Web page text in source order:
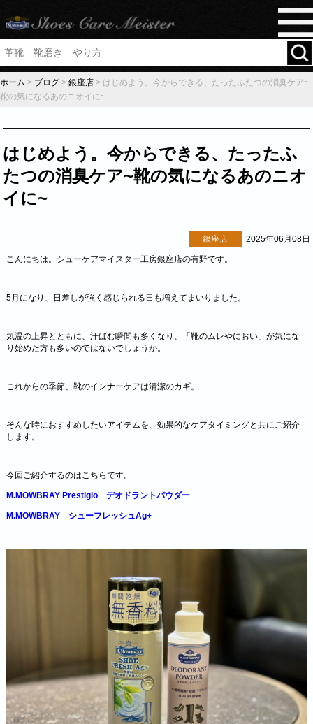
ホーム > ブログ > 銀座店 > はじめよう。今からできる、たったふたつの消臭ケア~
靴の気になるあのニオイに~
はじめよう。今からできる、たったふ
たつの消臭ケア~靴の気になるあのニオ
イに~
銀座店 2025年06月08日
こんにちは。シューケアマイスター工房銀座店の有野です。
5月になり、日差しが強く感じられる日も増えてまいりました。
気温の上昇とともに、汗ばむ瞬間も多くなり、「靴のムレやにおい」が気にな
り始めた方も多いのではないでしょうか。
これからの季節、靴のインナーケアは清潔のカギ。
そんな時におすすめしたいアイテムを、効果的なケアタイミングと共にご紹介
します。
今回ご紹介するのはこちらです。
M.MOWBRAY Prestigio デオドラントパウダー
M.MOWBRAY シューフレッシュAg+